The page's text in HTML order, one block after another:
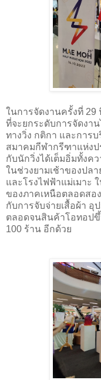
ในการจัดงานครั้งที่
ที่จะยกระดับการจัดงา
ทางวิ่ง กติกา และการ
สมาคมกีฬากรีฑาแห่งป
กับนักวิ่งได้เต็มอิ่มทั้งค
ในช่วงยามเช้าของปล
และโรงไฟฟ้าแม่เมาะ
ของภาคเหนือตลอดสอ
กับการจับจ่ายเสื้อผ้า
ตลอดจนสินค้าโอทอปขึ้
100 ร้าน อีกด้วย